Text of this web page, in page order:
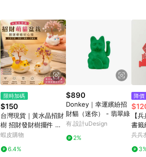
限時加碼
$150
台灣現貨｜黃水晶招財
樹 招財發財樹擺件 客
廳玄關店面聚財擺飾 財
面風水招財小物 療癒擺
蝦皮購物
6.4%
$890
Donkey｜幸運繽紛招
財貓（迷你） - 翡翠綠
有.設計uDesign
2%
降價
【
書籤
兵兵